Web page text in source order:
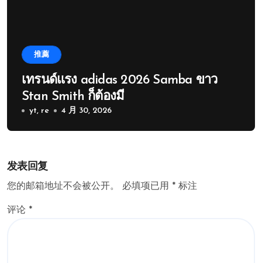
推薦
เทรนด์แรง adidas 2026 Samba ขาว
Stan Smith ก็ต้องมี
yt, re 4 月 30, 2026
发表回复
您的邮箱地址不会被公开。 必填项已用 * 标注
评论 *